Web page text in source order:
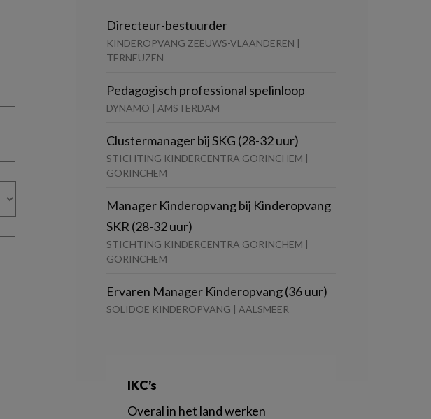
Directeur-bestuurder
KINDEROPVANG ZEEUWS-VLAANDEREN |
TERNEUZEN
Pedagogisch professional spelinloop
DYNAMO | AMSTERDAM
Clustermanager bij SKG (28-32 uur)
STICHTING KINDERCENTRA GORINCHEM |
GORINCHEM
Manager Kinderopvang bij Kinderopvang
SKR (28-32 uur)
STICHTING KINDERCENTRA GORINCHEM |
GORINCHEM
Ervaren Manager Kinderopvang (36 uur)
SOLIDOE KINDEROPVANG | AALSMEER
IKC’s
Overal in het land werken